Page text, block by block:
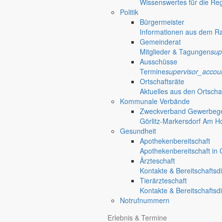
Wissenswertes für die
Politik
Bürgermeister
Informationen aus dem
Gemeinderat
Mitglieder & Tagungen
Ausschüsse
Termine
Ortschaftsräte
Aktuelles aus den
Kommunale Verbände
Zweckverband
Görlitz-Markersdorf Am
Gesundheit
Apothekenbereitschaft
Apothekenbereitschaft in
Ärzteschaft
Kontakte &
Tierärzteschaft
Kontakte &
Notrufnummern
Erlebnis & Termine
Vereinshaus der FFw Holtendorf 1934 e.V.
Seniorengeburtstag in Gersdorf / Deutsch-Paulsdorf
Spendenlauf der Kita Wirbelwind»
Gemeinde MarkersdorfWeitere
nature_people
Kurzportrait der Großgemeinde Markersdorf
Kurzportraits der sieben Ortschaften
Zahlen & Fakten